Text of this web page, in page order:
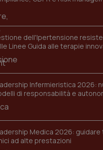
dell'Ipertensione
Linee Guida alle terapie
Infermieristica 2026:
di responsabilità e
Medica 2026: guidare
ad alte prestazioni
sito. Il sito web non è in grado di
correttamente senza questi cookie.
Fornitore/
YouTube
.youtube.com